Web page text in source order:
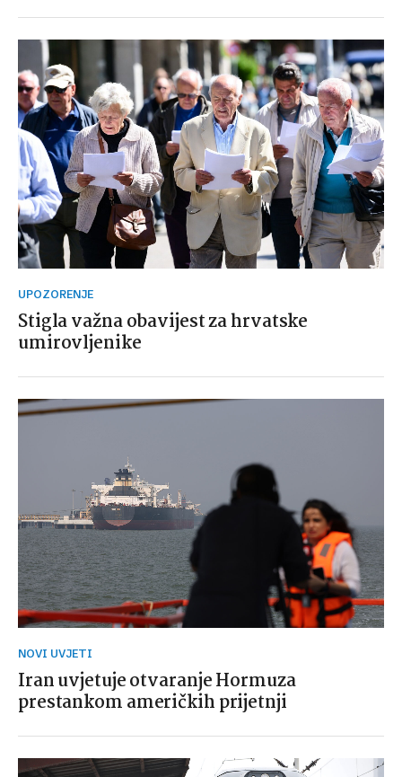
UPOZORENJE
Stigla važna obavijest za hrvatske
umirovljenike
NOVI UVJETI
Iran uvjetuje otvaranje Hormuza
prestankom američkih prijetnji